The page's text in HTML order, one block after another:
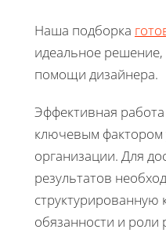
Наша подборка
идеальное решение,
помощи дизайнера.
Эффективная
ключевым фактором
организации. Для
результатов
структурированную
обязанности и роли